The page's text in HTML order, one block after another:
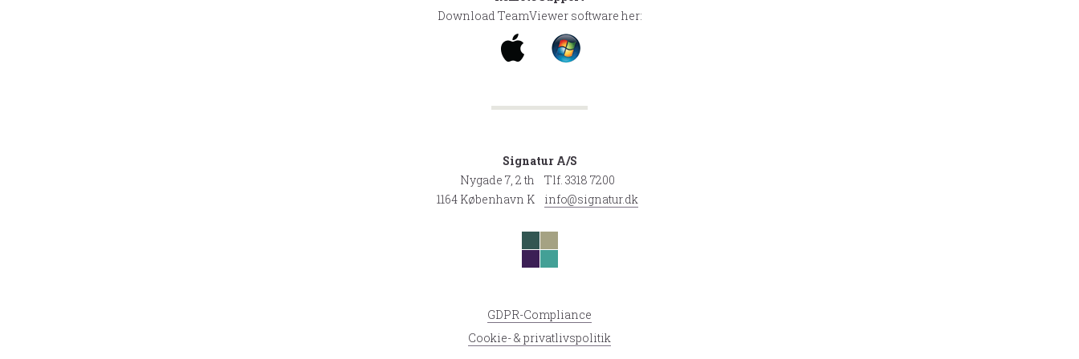
Download TeamViewer software her:
Signatur A/S
Nygade 7, 2 th
1164 København K
Tlf. 3318 7200
info@signatur.dk
GDPR-Compliance
Cookie- & privatlivspolitik